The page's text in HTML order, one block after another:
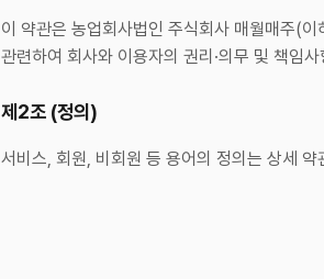
이 약관은 농업회사법인 주식회사 매월매주(
관련하여 회사와 이용자의 권리·의무 및 책임
제2조 (정의)
서비스, 회원, 비회원 등 용어의 정의는 상세 약